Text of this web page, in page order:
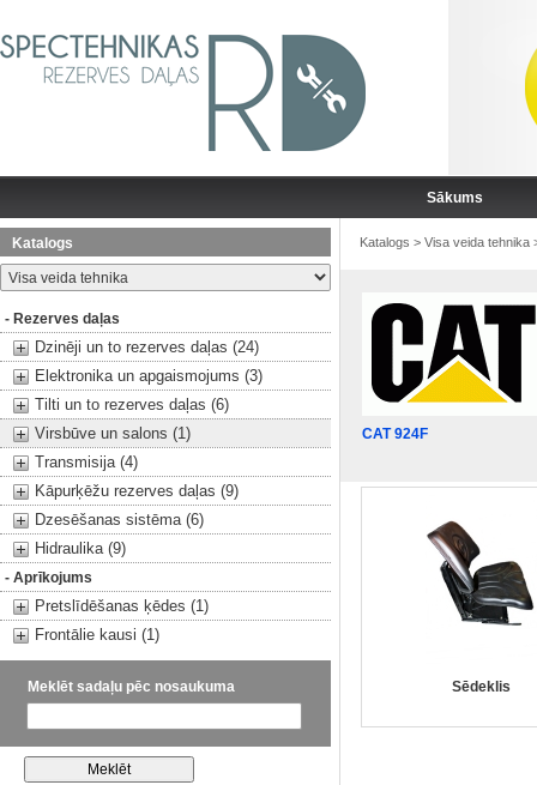
Sākums
Katalogs
- Rezerves daļas
Dzinēji un to rezerves daļas (24)
Elektronika un apgaismojums (3)
Tilti un to rezerves daļas (6)
Virsbūve un salons (1)
Transmisija (4)
Kāpurķēžu rezerves daļas (9)
Dzesēšanas sistēma (6)
Hidraulika (9)
- Aprīkojums
Pretslīdēšanas ķēdes (1)
Frontālie kausi (1)
Meklēt sadaļu pēc nosaukuma
Katalogs > Visa veida tehnika
CAT 924F
Sēdeklis